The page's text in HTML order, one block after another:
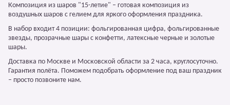
Композиция из шаров "15-летие" – готовая композиция из
воздушных шаров с гелием для яркого оформления праздника.
В набор входит 4 позиции: фольгированная цифра, фольгированные
звезды, прозрачные шары с конфетти, латексные черные и золотые
шары.
Доставка по Москве и Московской области за 2 часа, круглосуточно.
Гарантия полёта. Поможем подобрать оформление под ваш праздник
– просто позвоните нам.